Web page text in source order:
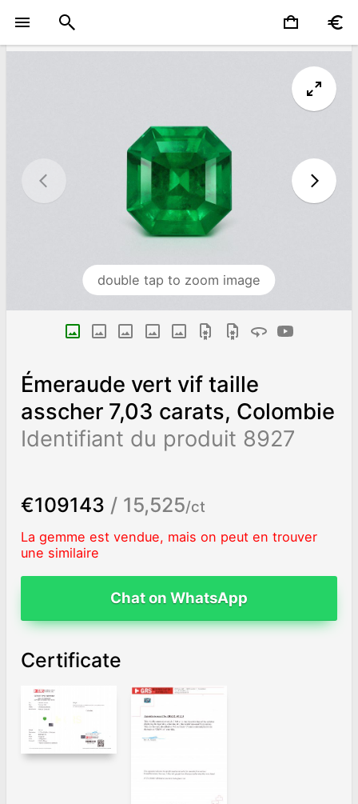
double tap to zoom image
Émeraude vert vif taille
asscher 7,03 carats, Colombie
Identifiant du produit 8927
€109143 / 15,525/ct
La gemme est vendue, mais on peut en trouver
une similaire
Chat on WhatsApp
Certificate